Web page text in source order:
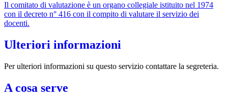
Il comitato di valutazione è un organo collegiale istituito nel 1974
con il decreto n° 416 con il compito di valutare il servizio dei
docenti.
Ulteriori informazioni
Per ulteriori informazioni su questo servizio contattare la segreteria.
A cosa serve